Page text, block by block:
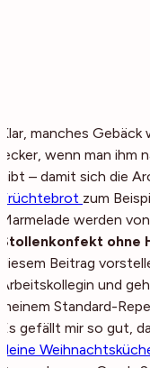
Klar, manches
lecker, wenn man ihm
gibt – damit sich die
Früchtebrot zum
Marmelade werden
Stollenkonfekt ohne
diesem Beitrag
Arbeitskollegin und
meinem Standard-
Es gefällt mir so gut,
kleine